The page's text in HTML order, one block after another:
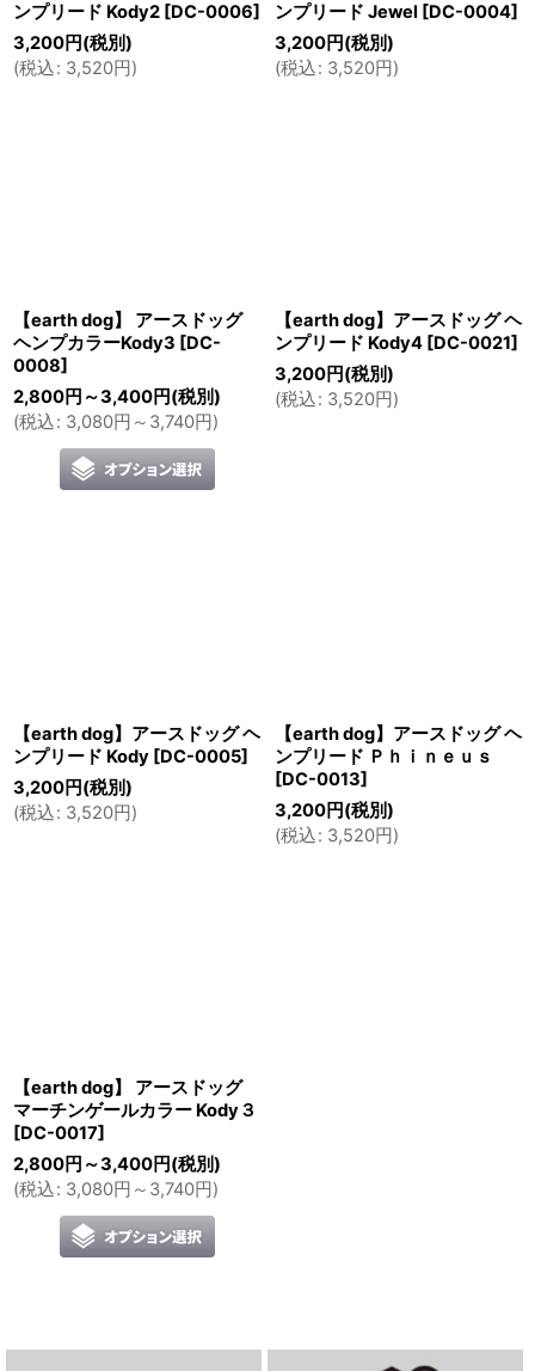
ンプリード Kody2 [DC-0006]
3,200円(税別)
(税込: 3,520円 )
ンプリード Jewel [DC-0004]
3,200円(税別)
(税込: 3,520円 )
【earth dog】 アースドッグ
ヘンプカラーKody3 [DC-
0008]
2,800円 ～3,400円(税別)
(税込: 3,080円 ～3,740円 )
【earth dog】アースドッグ ヘ
ンプリード Kody4 [DC-0021]
3,200円(税別)
(税込: 3,520円 )
【earth dog】アースドッグ ヘ
ンプリード Kody [DC-0005]
3,200円(税別)
(税込: 3,520円 )
【earth dog】アースドッグ ヘ
ンプリード Ｐｈｉｎｅｕｓ
[DC-0013]
3,200円(税別)
(税込: 3,520円 )
【earth dog】 アースドッグ
マーチンゲールカラー Kody３
[DC-0017]
2,800円 ～3,400円(税別)
(税込: 3,080円 ～3,740円 )